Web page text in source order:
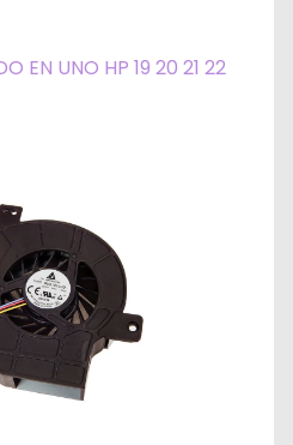
EN UNO HP 19 20 21 22